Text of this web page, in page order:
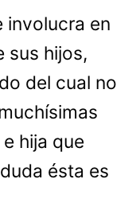
involucra en
sus hijos,
del cual no
hija que
ésta es